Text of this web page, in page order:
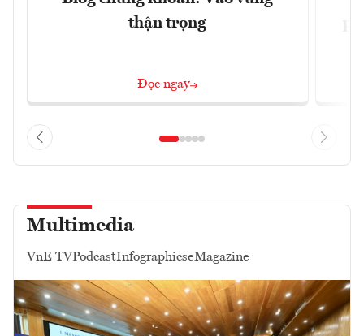
thận trọng
Đọc ngay
Multimedia
VnE TVPodcastInfographicseMagazine